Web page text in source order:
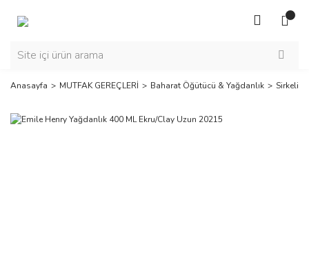
Anasayfa MUTFAK GEREÇLERİ Baharat Öğütücü & Yağdanlık Sirkelik